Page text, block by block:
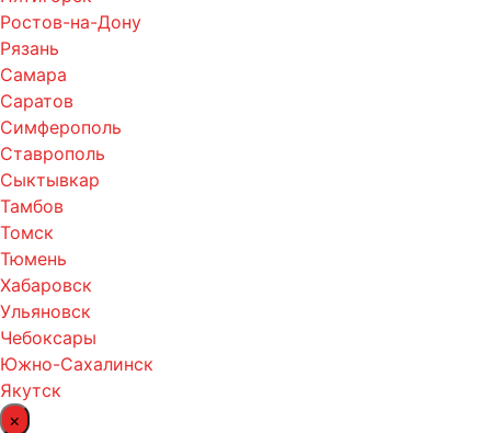
Ростов-на-Дону
Рязань
Самара
Саратов
Симферополь
Ставрополь
Сыктывкар
Тамбов
Томск
Тюмень
Хабаровск
Ульяновск
Чебоксары
Южно-Сахалинск
Якутск
×